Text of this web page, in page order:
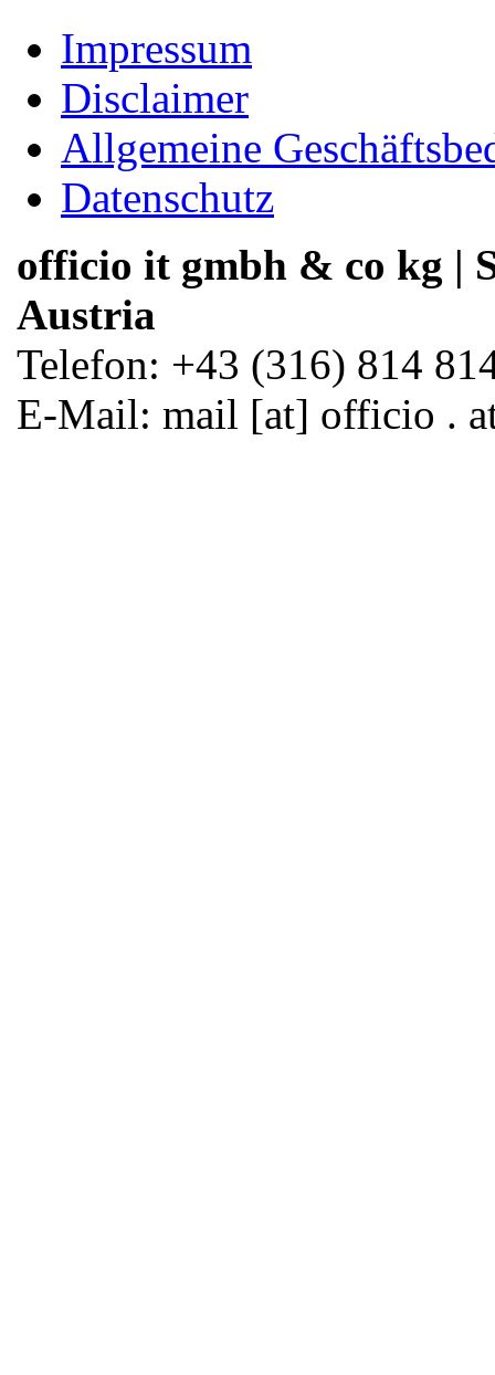
Impressum
Disclaimer
Allgemeine
Datenschutz
officio it gmbh & co kg |
Austria
Telefon: +43 (316) 814
E-Mail: mail [at] officio .